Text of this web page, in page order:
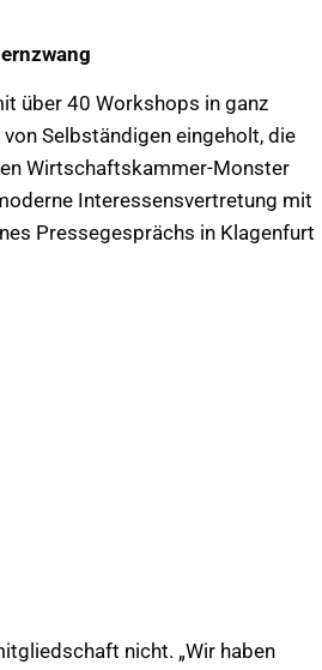
über 40 Workshops in ganz
Selbständigen eingeholt, die
Wirtschaftskammer-Monster
Interessensvertretung mit
Pressegesprächs in Klagenfurt
nicht. „Wir haben